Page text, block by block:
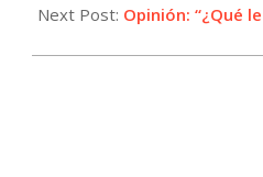
11
Next Post: Opinión: “¿Qué